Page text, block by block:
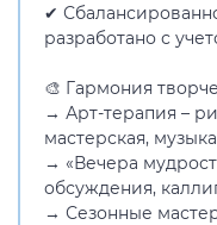
✔
разработано с
🎨 Гармония
→ Арт-терапия –
мастерская,
→ «Вечера
обсуждения,
→ Сезонные